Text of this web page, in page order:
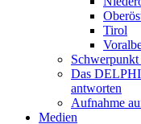
Tirol
Schwerpunkt
Das
antworten
Aufnahme
Medien